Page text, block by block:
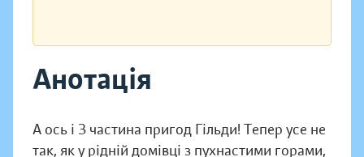
Анотація
А ось і З частина пригод Гільди! Тепер усе не
так, як у рідній домівці з пухнастими горами,